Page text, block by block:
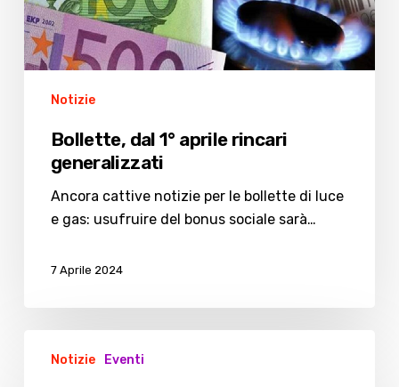
Notizie
Bollette, dal 1° aprile rincari
generalizzati
Ancora cattive notizie per le bollette di luce
e gas: usufruire del bonus sociale sarà…
7 Aprile 2024
Notizie Eventi